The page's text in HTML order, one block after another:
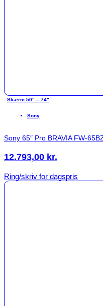
Skærm 50" – 74"
Sony
Sony 65″ Pro BRAVIA FW-
12.793,00 kr.
Ring/skriv for dagspris